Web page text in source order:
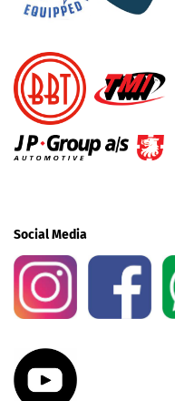
Social Media